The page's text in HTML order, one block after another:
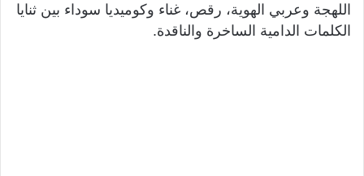
اللهجة وعربي الهوية، رقص، غناء وكوميديا سوداء بين ثنايا
الكلمات الدامية الساخرة والناقدة.